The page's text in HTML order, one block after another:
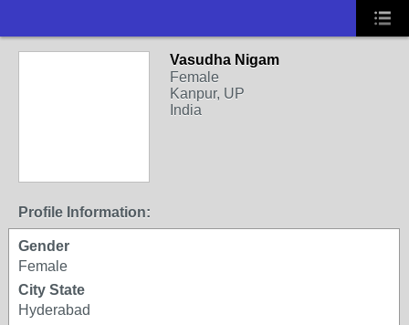
Vasudha Nigam
Female
Kanpur, UP
India
Profile Information:
Gender
Female
City State
Hyderabad